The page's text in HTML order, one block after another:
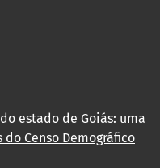
estado de Goiás: uma
Censo Demográfico